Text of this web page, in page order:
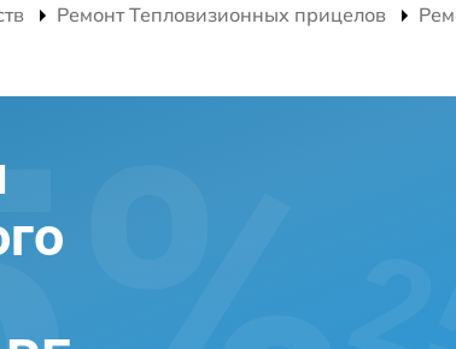
Ремонт Тепловизионных прицелов